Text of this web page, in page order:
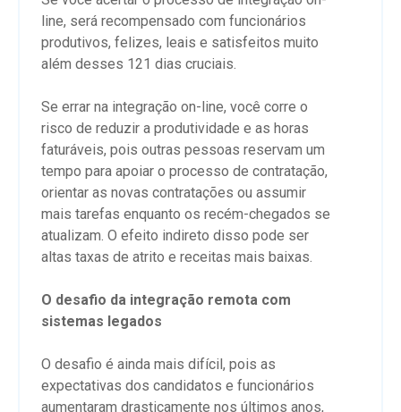
line, será recompensado com funcionários
produtivos, felizes, leais e satisfeitos muito
além desses 121 dias cruciais.
Se errar na integração on-line, você corre o
risco de reduzir a produtividade e as horas
faturáveis, pois outras pessoas reservam um
tempo para apoiar o processo de contratação,
orientar as novas contratações ou assumir
mais tarefas enquanto os recém-chegados se
atualizam. O efeito indireto disso pode ser
altas taxas de atrito e receitas mais baixas.
O desafio da integração remota com
sistemas legados
O desafio é ainda mais difícil, pois as
expectativas dos candidatos e funcionários
aumentaram drasticamente nos últimos anos,